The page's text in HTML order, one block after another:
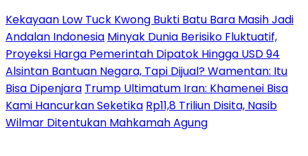
Kekayaan Low Tuck Kwong Bukti Batu Bara Masih Jadi
Andalan Indonesia Minyak Dunia Berisiko Fluktuatif,
Proyeksi Harga Pemerintah Dipatok Hingga USD 94
Alsintan Bantuan Negara, Tapi Dijual? Wamentan: Itu
Bisa Dipenjara Trump Ultimatum Iran: Khamenei Bisa
Kami Hancurkan Seketika Rp11,8 Triliun Disita, Nasib
Wilmar Ditentukan Mahkamah Agung